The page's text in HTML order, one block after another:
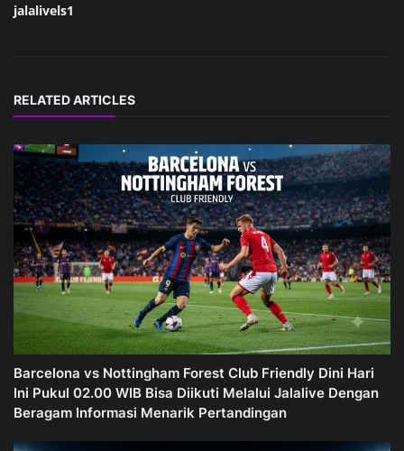
jalalivels1
RELATED ARTICLES
Barcelona vs Nottingham Forest Club Friendly Dini Hari
Ini Pukul 02.00 WIB Bisa Diikuti Melalui Jalalive Dengan
Beragam Informasi Menarik Pertandingan